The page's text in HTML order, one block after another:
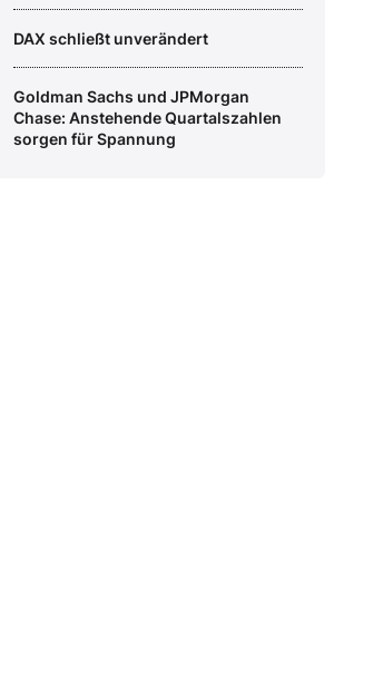
DAX schließt unverändert
Goldman Sachs und JPMorgan
Chase: Anstehende Quartalszahlen
sorgen für Spannung